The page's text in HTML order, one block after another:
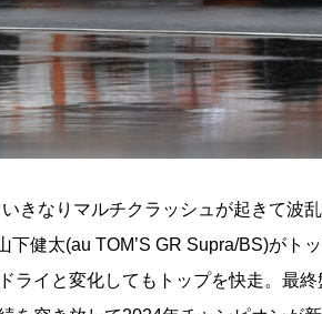
きなりマルチクラッシュが起きて波
下健太(au TOM’S GR Supra/BS)がト
ライと変化してもトップを快走。最